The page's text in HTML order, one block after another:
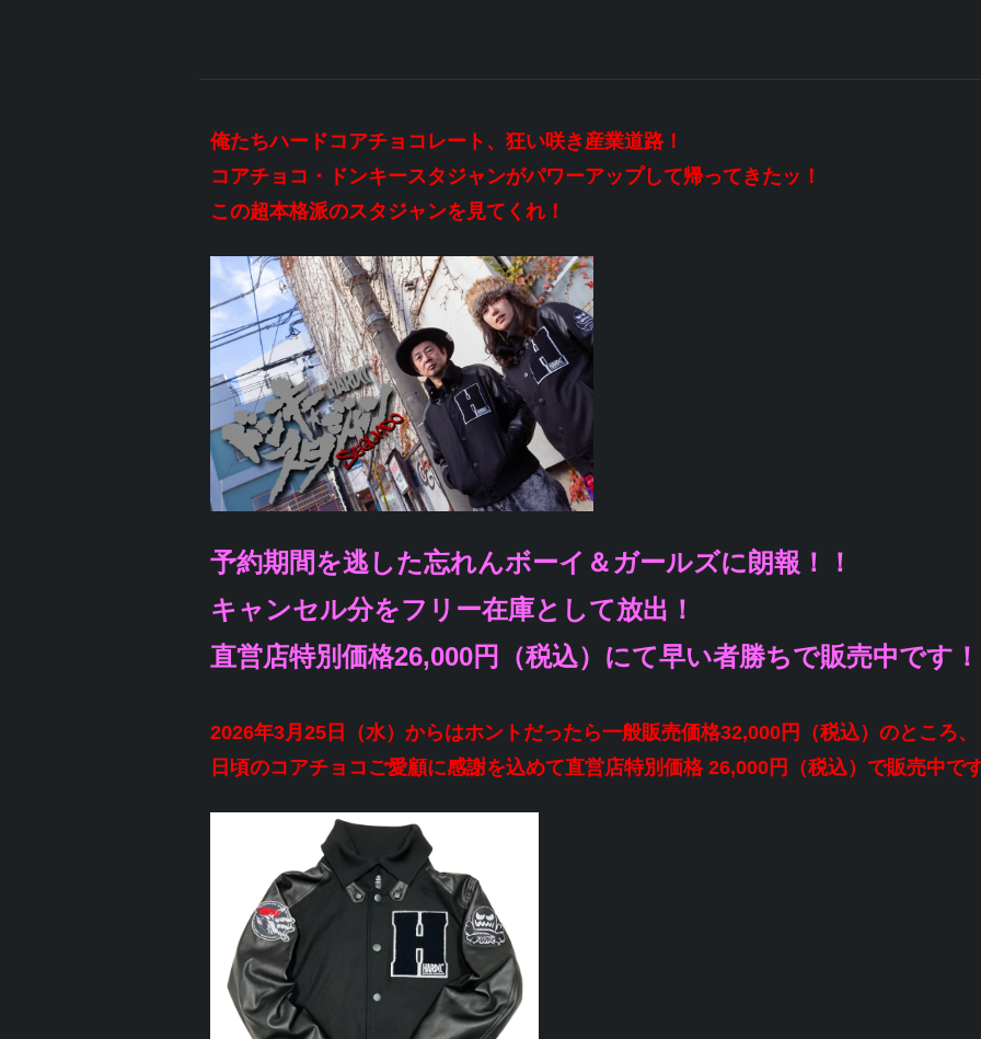
俺たちハードコアチョコレート、狂い咲き産業道路！
コアチョコ・ドンキースタジャンがパワーアップして帰ってきたッ！
この超本格派のスタジャンを見てくれ！
予約期間を逃した忘れんボーイ＆ガールズに朗報！！
キャンセル分をフリー在庫として放出！
直営店特別価格26,000円（税込）にて早い者勝ちで販売中です！
2026年3月25日（水）からはホントだったら一般販売価格32,000円（税込）のところ、
日頃のコアチョコご愛顧に感謝を込めて直営店特別価格 26,000円（税込）で販売中で